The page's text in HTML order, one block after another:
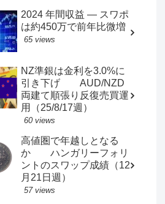
2024 年間収益 — スワポ
は約450万で前年比微増
65 views
NZ準銀は金利を3.0%に
引き下げ AUD/NZD
両建て順張り反復売買運
用（25/8/17週）
60 views
高値圏で年越しとなる
か ハンガリーフォリ
ントのスワップ成績（12
月21日週）
57 views